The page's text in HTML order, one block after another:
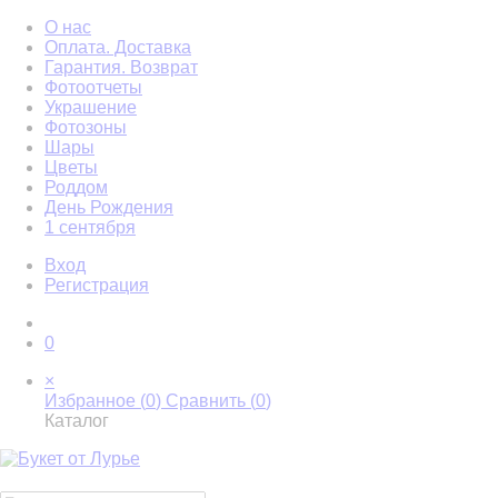
О нас
Оплата. Доставка
Гарантия. Возврат
Фотоотчеты
Украшение
Фотозоны
Шары
Цветы
Роддом
День Рождения
1 сентября
Вход
Регистрация
0
×
Избранное (0) Сравнить (0)
Каталог